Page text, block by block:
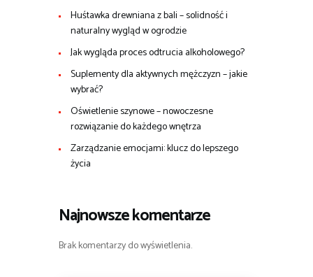
Huśtawka drewniana z bali – solidność i
naturalny wygląd w ogrodzie
Jak wygląda proces odtrucia alkoholowego?
Suplementy dla aktywnych mężczyzn – jakie
wybrać?
Oświetlenie szynowe – nowoczesne
rozwiązanie do każdego wnętrza
Zarządzanie emocjami: klucz do lepszego
życia
Najnowsze komentarze
Brak komentarzy do wyświetlenia.